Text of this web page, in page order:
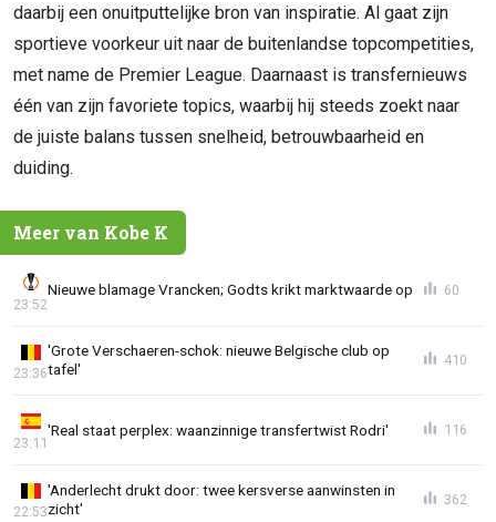
daarbij een onuitputtelijke bron van inspiratie. Al gaat zijn
sportieve voorkeur uit naar de buitenlandse topcompetities,
met name de Premier League. Daarnaast is transfernieuws
één van zijn favoriete topics, waarbij hij steeds zoekt naar
de juiste balans tussen snelheid, betrouwbaarheid en
duiding.
Meer van Kobe K
Nieuwe blamage Vrancken; Godts krikt marktwaarde op
23:52
60
'Grote Verschaeren-schok: nieuwe Belgische club op
tafel'
23:36
410
'Real staat perplex: waanzinnige transfertwist Rodri'
23:11
116
'Anderlecht drukt door: twee kersverse aanwinsten in
zicht'
22:53
362